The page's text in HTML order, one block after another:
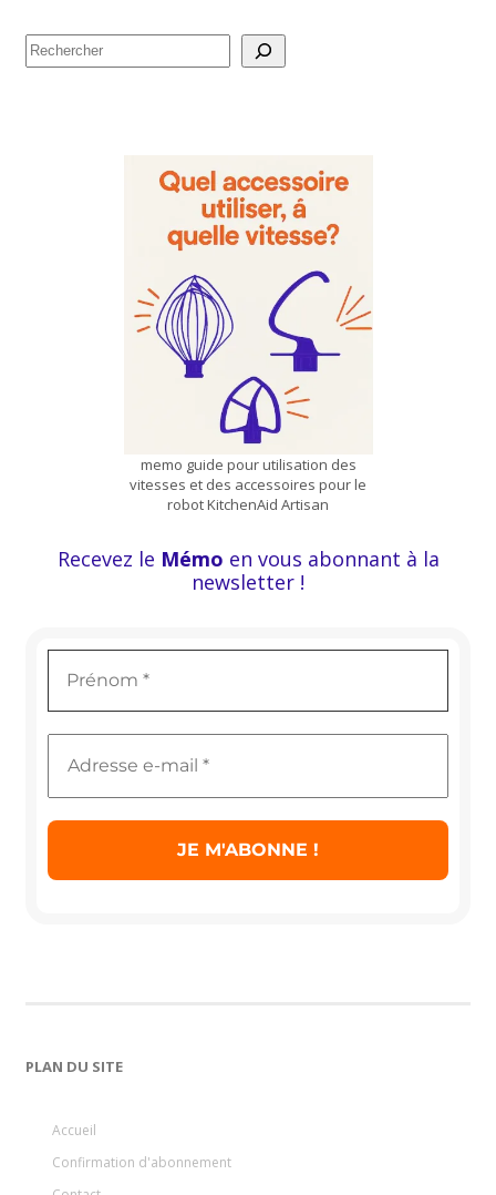
Rechercher
memo guide pour utilisation des
vitesses et des accessoires pour le
robot KitchenAid Artisan
Recevez le Mémo en vous abonnant à la
newsletter !
PLAN DU SITE
Accueil
Confirmation d'abonnement